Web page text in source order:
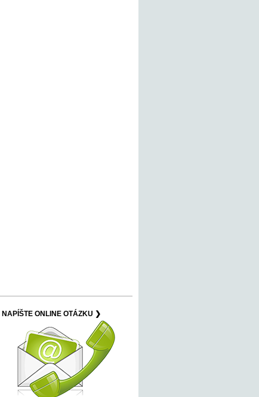
NAPÍŠTE ONLINE OTÁZKU ❯